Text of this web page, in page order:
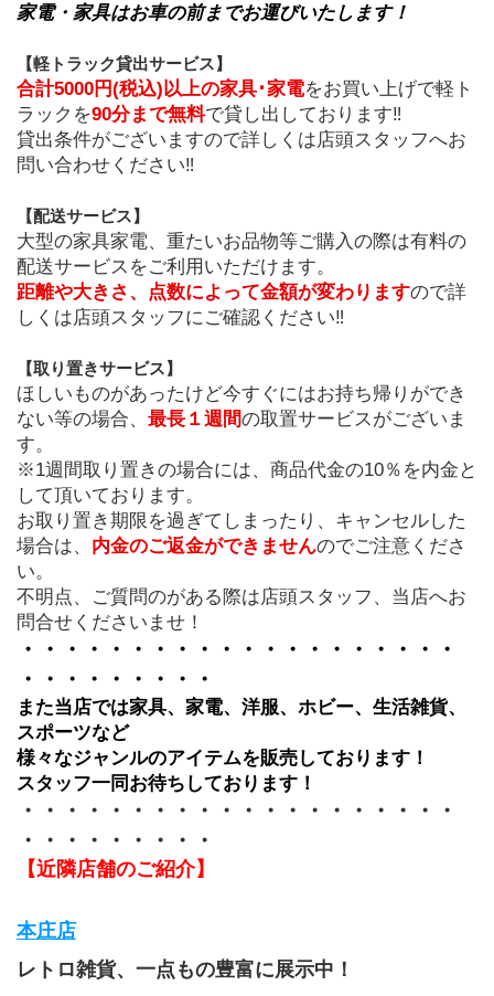
家電・家具はお車の前までお運びいたします！
【軽トラック貸出サービス】
合計5000円(税込)以上の家具･家電をお買い上げで軽ト
ラックを90分まで無料で貸し出しております‼
貸出条件がございますので詳しくは店頭スタッフへお
問い合わせください‼
﻿【配送サービス】
大型の家具家電、重たいお品物等ご購入の際は有料の
配送サービスをご利用いただけます。
距離や大きさ、点数によって金額が変わりますので詳
しくは店頭スタッフにご確認ください‼
【取り置きサービス】
ほしいものがあったけど今すぐにはお持ち帰りができ
ない等の場合、 最長１週間の取置サービスがございま
す。
※1週間取り置きの場合には、商品代金の10％を内金と
して頂いております。
お取り置き期限を過ぎてしまったり、キャンセルした
場合は、 内金のご返金ができませんのでご注意くださ
い。
不明点、ご質問のがある際は店頭スタッフ、当店へお
問合せくださいませ！
・・・・・・・・・・・・・・・・・・・・
・・・・・・・・・
また当店では家具、家電、洋服、ホビー、生活雑貨、
スポーツなど
様々なジャンルのアイテムを販売しております！
スタッフ一同お待ちしております！
・・・・・・・・・・・・・・・・・・・・
・・・・・・・・・
【近隣店舗のご紹介】
本庄店
レトロ雑貨、一点もの豊富に展示中！